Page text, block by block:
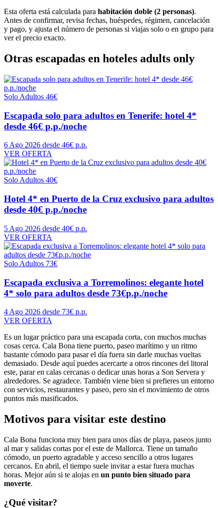
Esta oferta está calculada para habitación doble (2 personas).
Antes de confirmar, revisa fechas, huéspedes, régimen, cancelación
y pago, y ajusta el número de personas si viajas solo o en grupo para
ver el precio exacto.
Otras escapadas en hoteles adults only
Solo Adultos 46€
Escapada solo para adultos en Tenerife: hotel 4*
desde 46€ p.p./noche
6 Ago 2026 desde 46€ p.p.
VER OFERTA
Solo Adultos 40€
Hotel 4* en Puerto de la Cruz exclusivo para adultos
desde 40€ p.p./noche
5 Ago 2026 desde 40€ p.p.
VER OFERTA
Solo Adultos 73€
Escapada exclusiva a Torremolinos: elegante hotel
4* solo para adultos desde 73€p.p./noche
4 Ago 2026 desde 73€ p.p.
VER OFERTA
Es un lugar práctico para una escapada corta, con muchos muchas
cosas cerca. Cala Bona tiene puerto, paseo marítimo y un ritmo
bastante cómodo para pasar el día fuera sin darle muchas vueltas
demasiado. Desde aquí puedes acercarte a otros rincones del litoral
este, parar en calas cercanas o dedicar unas horas a Son Servera y
alrededores. Se agradece. También viene bien si prefieres un entorno
con servicios, restaurantes y paseo, pero sin el movimiento de otros
puntos más masificados.
Motivos para visitar este destino
Cala Bona funciona muy bien para unos días de playa, paseos junto
al mar y salidas cortas por el este de Mallorca. Tiene un tamaño
cómodo, un puerto agradable y acceso sencillo a otros lugares
cercanos. En abril, el tiempo suele invitar a estar fuera muchas
horas. Mejor aún si te alojas en un punto bien situado para
moverte.
¿Qué visitar?